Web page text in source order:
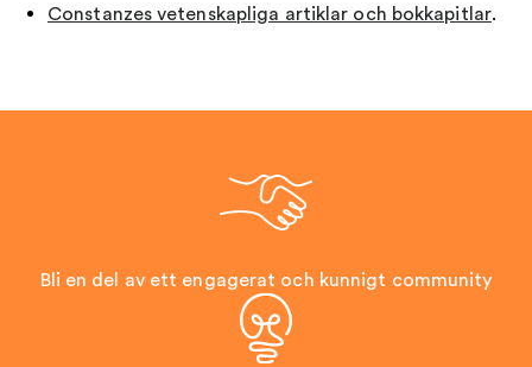
Constanzes vetenskapliga artiklar och bokkapitlar.
Bli en del av ett engagerat och kunnigt community